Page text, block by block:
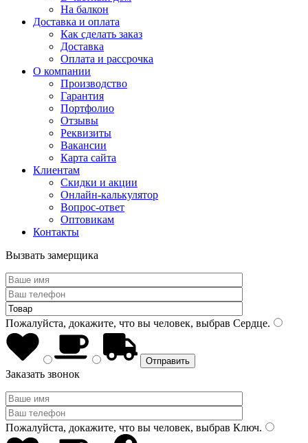
На балкон
Доставка и оплата
Как сделать заказ
Доставка
Оплата и рассрочка
О компании
Производство
Гарантия
Портфолио
Отзывы
Реквизиты
Вакансии
Карта сайта
Клиентам
Скидки и акции
Онлайн-калькулятор
Вопрос-ответ
Оптовикам
Контакты
Вызвать замерщика
Пожалуйста, докажите, что вы человек, выбрав Сердце.
Заказать звонок
Пожалуйста, докажите, что вы человек, выбрав Ключ.